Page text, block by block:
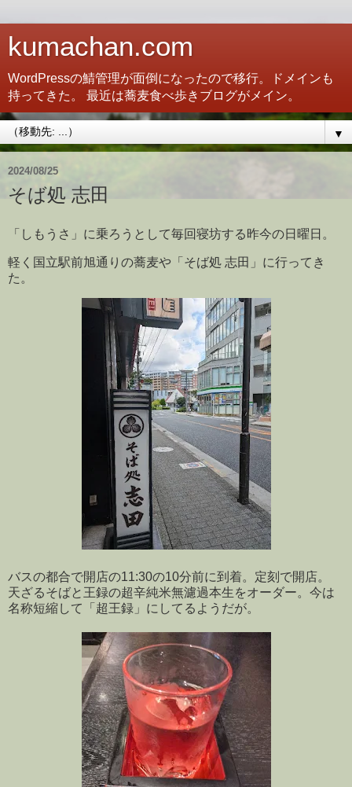
kumachan.com
WordPressの鯖管理が面倒になったので移行。ドメインも
持ってきた。 最近は蕎麦食べ歩きブログがメイン。
▼
2024/08/25
そば処 志田
「しもうさ」に乗ろうとして毎回寝坊する昨今の日曜日。
軽く国立駅前旭通りの蕎麦や「そば処 志田」に行ってき
た。
バスの都合で開店の11:30の10分前に到着。定刻で開店。
天ざるそばと王録の超辛純米無濾過本生をオーダー。今は
名称短縮して「超王録」にしてるようだが。